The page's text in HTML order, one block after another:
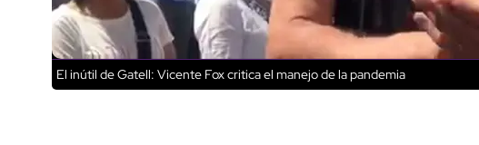
El inútil de Gatell: Vicente Fox critica el manejo de la pandemia